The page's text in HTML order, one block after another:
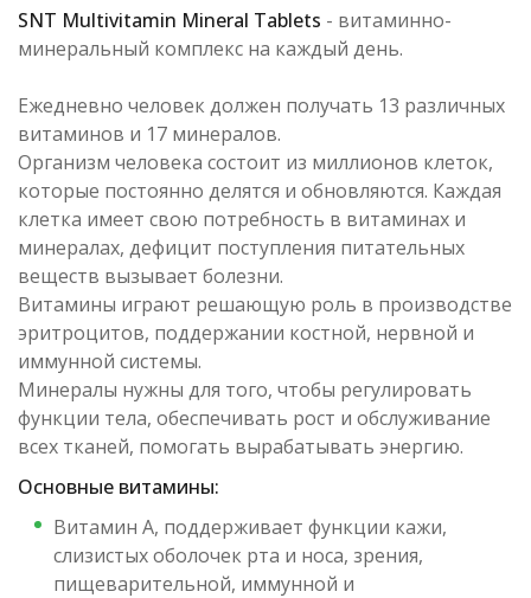
SNT Multivitamin Mineral Tablets - витаминно-
минеральный комплекс на каждый день.
Ежедневно человек должен получать 13 различных
витаминов и 17 минералов.
Организм человека состоит из миллионов клеток,
которые постоянно делятся и обновляются. Каждая
клетка имеет свою потребность в витаминах и
минералах, дефицит поступления питательных
веществ вызывает болезни.
Витамины играют решающую роль в производстве
эритроцитов, поддержании костной, нервной и
иммунной системы.
Минералы нужны для того, чтобы регулировать
функции тела, обеспечивать рост и обслуживание
всех тканей, помогать вырабатывать энергию.
Основные витамины:
Витамин А, поддерживает функции кажи,
слизистых оболочек рта и носа, зрения,
пищеварительной, иммунной и